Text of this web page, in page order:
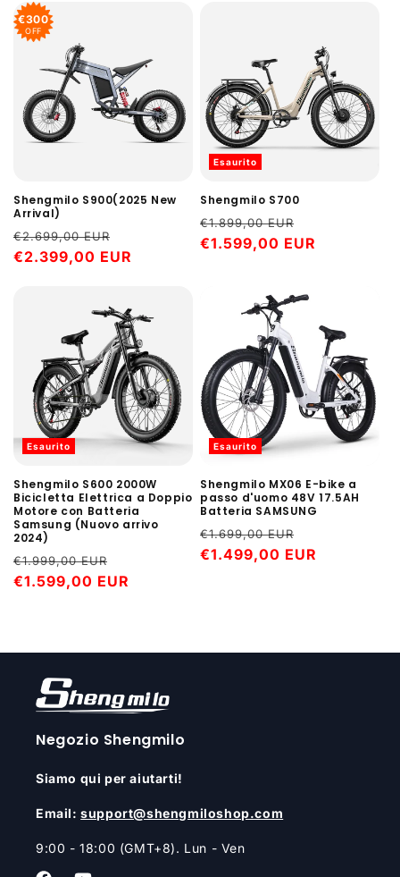
€300
OFF
Shengmilo S900(2025 New
Arrival)
Prezzo
di
€2.699,00 EUR
scontato
€2.399,00 EUR
Esaurito
Shengmilo S700
Prezzo
di
€1.899,00 EUR
scontato
€1.599,00 EUR
Esaurito
Shengmilo S600 2000W
Bicicletta Elettrica a Doppio
Motore con Batteria
Samsung (Nuovo arrivo
2024)
Prezzo
di
€1.999,00 EUR
scontato
€1.599,00 EUR
Esaurito
Shengmilo MX06 E-bike a
passo d'uomo 48V 17.5AH
Batteria SAMSUNG
Prezzo
di
€1.699,00 EUR
scontato
€1.499,00 EUR
Negozio Shengmilo
Siamo qui per aiutarti!
Email:support@shengmiloshop.com
9:00 - 18:00 (GMT+8). Lun - Ven